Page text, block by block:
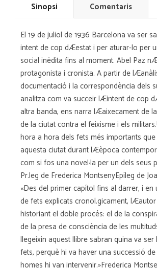
Sinopsi Comentaris
El 19 de juliol de 1936 Barcelona va ser
intent de cop dÆestat i per aturar-lo per
social inèdita fins al moment. Abel Paz
protagonista i cronista. A partir de
documentació i la correspondència dels
analitza com va succeir lÆintent de cop
altra banda, ens narra lÆaixecament de
de la ciutat contra el feixisme i els
hora a hora dels fets més importants
aquesta ciutat durant lÆèpoca
com si fos una novel·la per un dels seus
Pr.leg de Frederica MontsenyEpíleg de
«Des del primer capítol fins al darrer, i en
de fets explicats cronol.gicament,
historiant el doble procés: el de la
de la presa de consciència de les
llegeixin aquest llibre sabran quina va
fets, perquè hi va haver una successió
homes hi van intervenir.»Frederica